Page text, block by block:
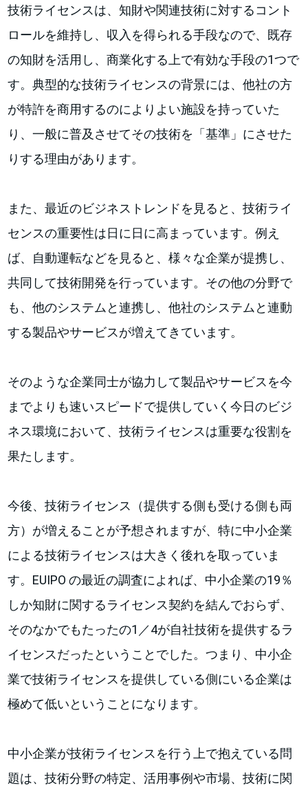
技術ライセンスは、知財や関連技術に対するコント
ロールを維持し、収入を得られる手段なので、既存
の知財を活用し、商業化する上で有効な手段の1つで
す。典型的な技術ライセンスの背景には、他社の方
が特許を商用するのによりよい施設を持っていた
り、一般に普及させてその技術を「基準」にさせた
りする理由があります。
また、最近のビジネストレンドを見ると、技術ライ
センスの重要性は日に日に高まっています。例え
ば、自動運転などを見ると、様々な企業が提携し、
共同して技術開発を行っています。その他の分野で
も、他のシステムと連携し、他社のシステムと連動
する製品やサービスが増えてきています。
そのような企業同士が協力して製品やサービスを今
までよりも速いスピードで提供していく今日のビジ
ネス環境において、技術ライセンスは重要な役割を
果たします。
今後、技術ライセンス（提供する側も受ける側も両
方）が増えることが予想されますが、特に中小企業
による技術ライセンスは大きく後れを取っていま
す。EUIPO の最近の調査によれば、中小企業の19％
しか知財に関するライセンス契約を結んでおらず、
そのなかでもたったの1／4が自社技術を提供するラ
イセンスだったということでした。つまり、中小企
業で技術ライセンスを提供している側にいる企業は
極めて低いということになります。
中小企業が技術ライセンスを行う上で抱えている問
題は、技術分野の特定、活用事例や市場、技術に関